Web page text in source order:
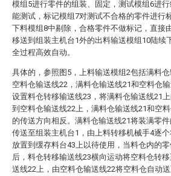
模组5进行零件的组装、固定，测试模组6进
能测试，标记模组7对测试不合格的零件进行
下料模组8中剔除，合格零件不做标记，直接
移送到组装主机台1外的出料输送模组10陆续
全过程高效自动。
具体的，参照图5，上料输送模组2包括满料
空料仓输送线22，满料仓输送线21和空料仓
设置料仓转移输送线23，将满料仓输送线21
到空料仓输送线22上，满料仓输送线21和空
的传送方向相反。满料仓输送线21将装满零
传送至组装主机台1，由上料转移机械手4逐
放置到缓存料台43上以待使用，当料仓内的
后，料仓转移输送线23横向运动将空料仓转
送线22上，由空料仓输送线22将空料仓自动